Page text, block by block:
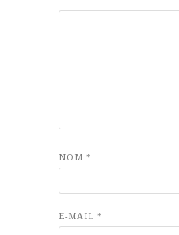
NOM *
E-MAIL *